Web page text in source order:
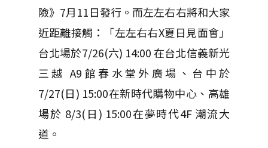
險》7月11日發行。而左左右右將和大家
近距離接觸：「左左右右X夏日見面會」
台北場於7/26(六) 14:00 在台北信義新光
三越 A9館春水堂外廣場、台中於
7/27(日) 15:00在新時代購物中心、高雄
場於 8/3(日) 15:00在夢時代4F 潮流大
道。